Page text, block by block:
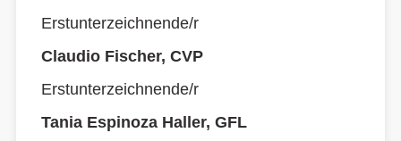
Erstunterzeichnende/r
Claudio Fischer, CVP
Erstunterzeichnende/r
Tania Espinoza Haller, GFL